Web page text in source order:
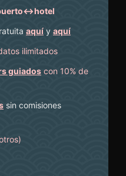
aquí y aquí
ilimitados
guiados con 10% de
sin comisiones